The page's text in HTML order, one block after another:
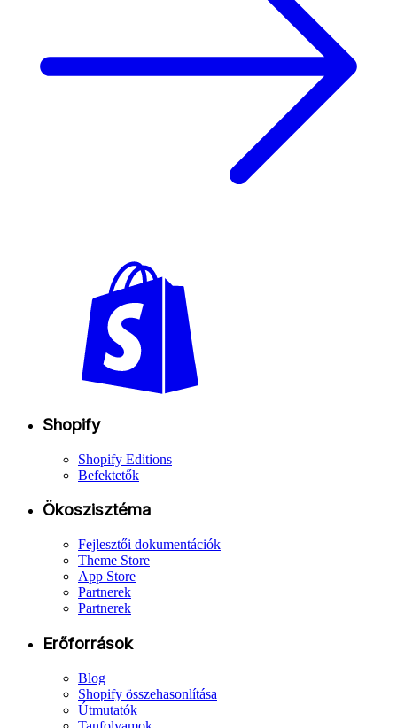
Shopify
Shopify Editions
Befektetők
Ökoszisztéma
Fejlesztői dokumentációk
Theme Store
App Store
Partnerek
Partnerek
Erőforrások
Blog
Shopify összehasonlítása
Útmutatók